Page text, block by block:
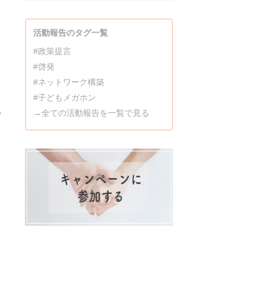
活動報告のタグ一覧
#政策提言
#啓発
#ネットワーク構築
#子どもメガホン
→全ての活動報告を一覧で見る